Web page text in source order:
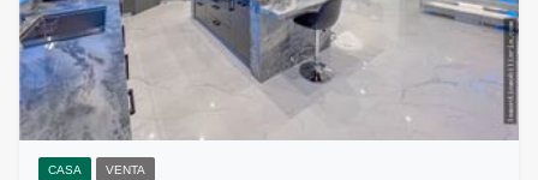
CASA VENTA